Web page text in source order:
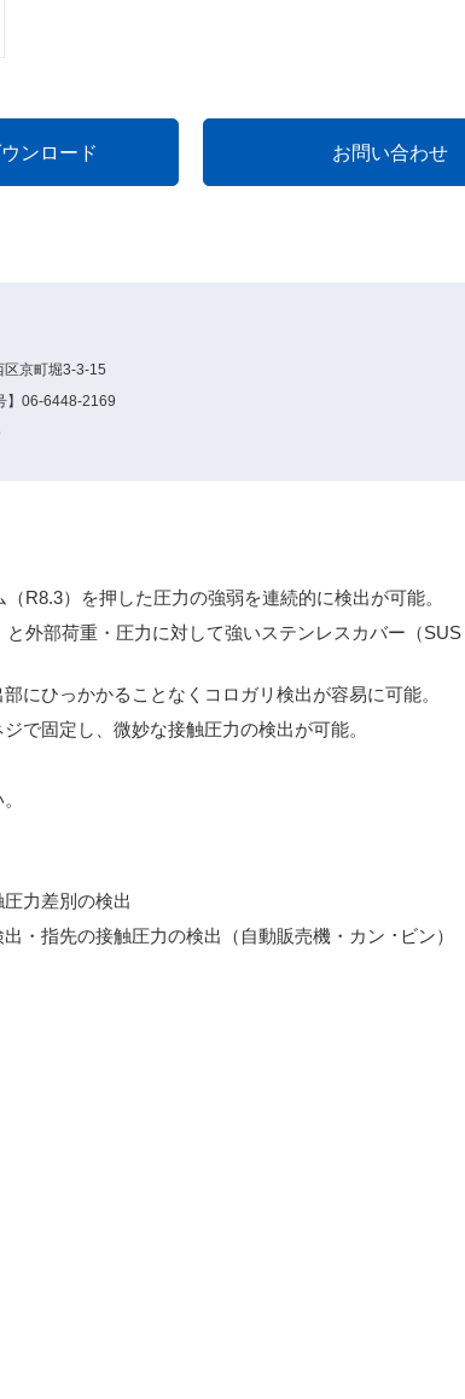
区京町堀3-3-15
】06-6448-2169
R8.3）を押した圧力の強弱を連続的に検出が可能。
外部荷重・圧力に対して強いステンレスカバー（
にひっかかることなくコロガリ検出が容易に可能。
で固定し、微妙な接触圧力の検出が可能。
力差別の検出
・指先の接触圧力の検出（自動販売機・カン ･ビン）